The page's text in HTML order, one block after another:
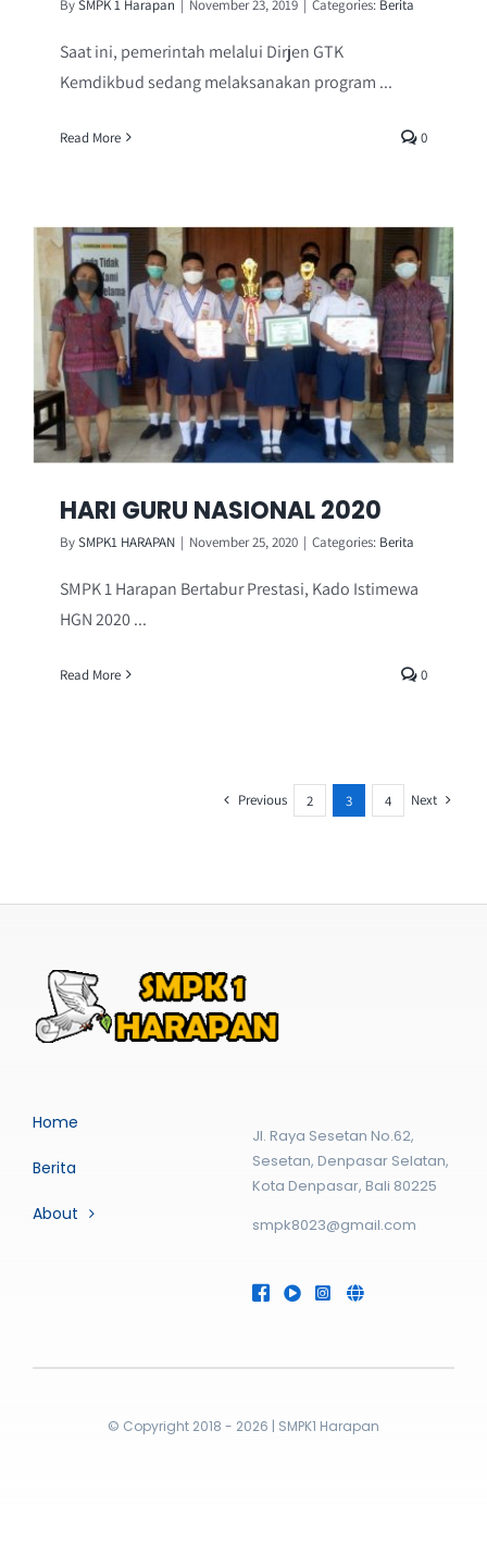
BySMPK 1 Harapan | November 23, 2019 | Categories: Berita
Saat ini, pemerintah melalui Dirjen GTK
Kemdikbud sedang melaksanakan program ...
Read More 0
HARI GURU NASIONAL 2020
BySMPK1 HARAPAN | November 25, 2020 | Categories: Berita
SMPK 1 Harapan Bertabur Prestasi, Kado Istimewa
HGN 2020 ...
Read More 0
Previous 2 3 4 Next
Home
Berita
About
Jl. Raya Sesetan No.62,
Sesetan, Denpasar Selatan,
Kota Denpasar, Bali 80225
smpk8023@gmail.com
© Copyright 2018 - 2026 | SMPK1 Harapan